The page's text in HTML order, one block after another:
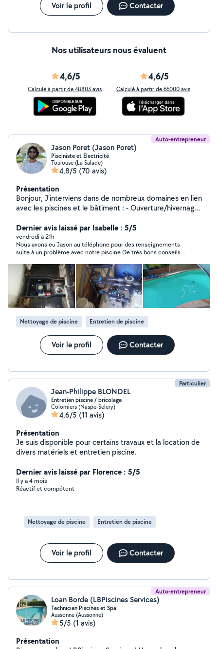
Voir le profil Contacter
Nos utilisateurs nous évaluent
4,6/5
Calculé à partir de 48803 avis
4,6/5
Calculé à partir de 66000 avis
Auto-entrepreneur
Jason Poret (Jason Poret)
Pisciniste et Électricité
Toulouse (La Salade)
4,8/5 (70 avis)
Présentation
Bonjour, J'interviens dans de nombreux domaines en lien
avec les piscines et le bâtiment : - Ouverture/hivernage
matière filtrante - Rénovation et maintenance des
systèmes de filtration piscine - Réparation volet roulant
- Détection de panne - Électricité piscine -
Automatisation locaux de piscines (électrolyseur,
régulateur de ph, régulateur de chlore...) - Électricité
bâtiment Je serais ravi de vous accompagner sur vos
différents projets. Belle journée, Jason Poret *CESU
possible pour les entretiens réguliers et ponctuels de
piscine (voir prix HT).
Dernier avis laissé par Isabelle : 5/5
vendredi à 21h
Nous avons eu Jason au téléphone pour des renseignements
suite à un problème avec notre piscine De très bons conseils
faire.merci beaucoup Jason
Nettoyage de piscine Entretien de piscine
Voir le profil Contacter
Particulier
Jean-Philippe BLONDEL
Entretien piscine / bricolage
Colomiers (Naspe-Selery)
4,6/5 (11 avis)
Présentation
Je suis disponible pour certains travaux et la location de
divers matériels et entretien piscine.
Dernier avis laissé par Florence : 5/5
Il y a 4 mois
Réactif et compétent
Nettoyage de piscine Entretien de piscine
Voir le profil Contacter
Auto-entrepreneur
Loan Borde (LBPiscines Services)
Technicien Piscines et Spa
Aussonne (Aussonne)
5/5 (1 avis)
Présentation